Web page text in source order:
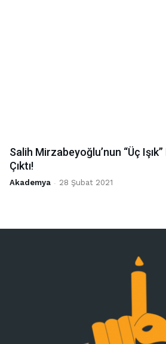
Salih Mirzabeyoğlu’nun “Üç Işık”
Çıktı!
Akademya - 28 Şubat 2021